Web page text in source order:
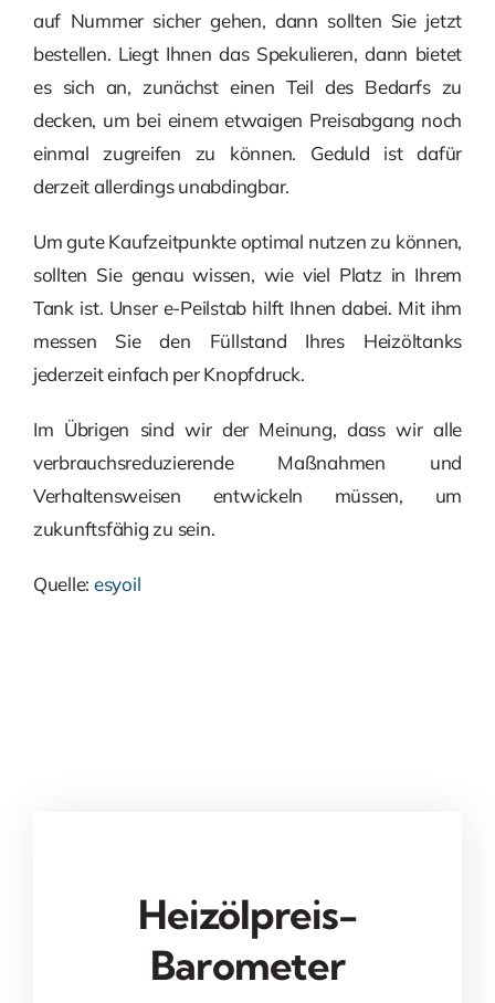
auf Nummer sicher gehen, dann sollten Sie jetzt
bestellen. Liegt Ihnen das Spekulieren, dann bietet
es sich an, zunächst einen Teil des Bedarfs zu
decken, um bei einem etwaigen Preisabgang noch
einmal zugreifen zu können. Geduld ist dafür
derzeit allerdings unabdingbar.
Um gute Kaufzeitpunkte optimal nutzen zu können,
sollten Sie genau wissen, wie viel Platz in Ihrem
Tank ist. Unser e-Peilstab hilft Ihnen dabei. Mit ihm
messen Sie den Füllstand Ihres Heizöltanks
jederzeit einfach per Knopfdruck.
Im Übrigen sind wir der Meinung, dass wir alle
verbrauchsreduzierende Maßnahmen und
Verhaltensweisen entwickeln müssen, um
zukunftsfähig zu sein.
Quelle: esyoil
Heizölpreis-
Barometer